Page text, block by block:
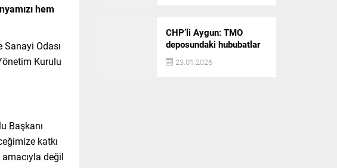
hem
Odası
Kurulu
Başkanı
katkı
değil
CHP’li Aygun: TMO
deposundaki hububatlar
çalındı!
23.01.2026